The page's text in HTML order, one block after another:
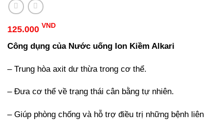
125.000 VND
Công dụng của Nước uống Ion Kiềm Alkari
– Trung hòa axit dư thừa trong cơ thể.
– Đưa cơ thể về trạng thái cân bằng tự nhiên.
– Giúp phòng chống và hỗ trợ điều trị những bệnh liên